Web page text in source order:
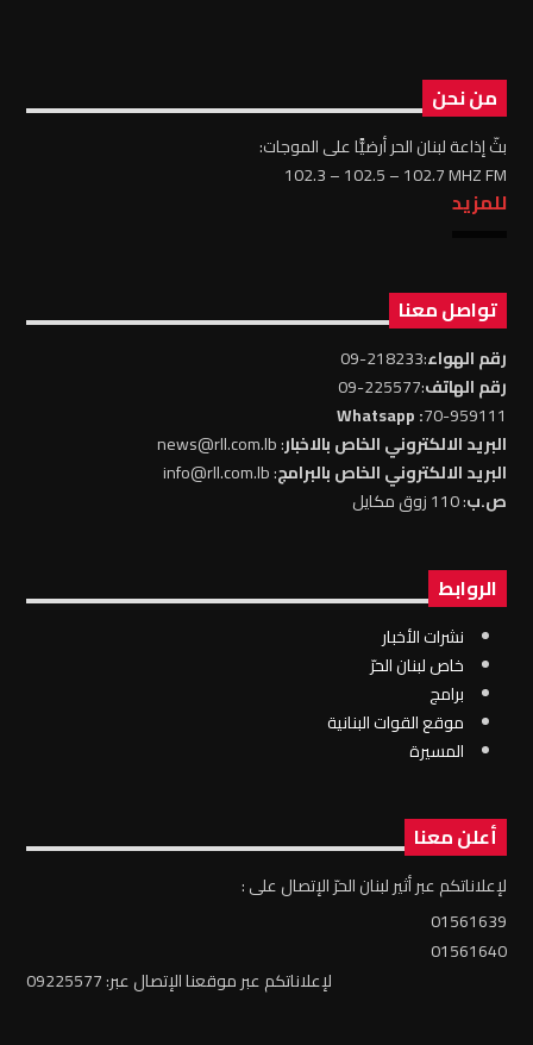
من نحن
بثّ إذاعة لبنان الحر أرضيًّا على الموجات:
102.3 – 102.5 – 102.7 MHZ FM
للمزيد
تواصل معنا
رقم الهواء:218233-09
رقم الهاتف:225577-09
70-959111
: Whatsapp
البريد الالكتروني الخاص بالاخبار: news@rll.com.lb
البريد الالكتروني الخاص بالبرامج: info@rll.com.lb
ص.ب: 110 زوق مكايل
الروابط
نشرات الأخبار
خاص لبنان الحرّ
برامج
موقع القوات البنانية
المسيرة
أعلن معنا
لإعلاناتكم عبر أثير لبنان الحرّ الإتصال على :
01561639
01561640
لإعلاناتكم عبر موقعنا الإتصال عبر: 09225577